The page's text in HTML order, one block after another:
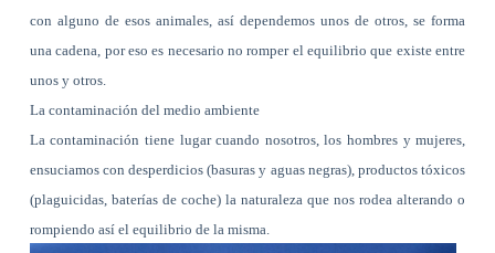
con alguno de esos animales, así dependemos unos de otros, se forma
una cadena, por eso es necesario no romper el equilibrio que existe entre
unos y otros.
La contaminación del medio ambiente
La contaminación tiene lugar cuando nosotros, los hombres y mujeres,
ensuciamos con desperdicios (basuras y aguas negras), productos tóxicos
(plaguicidas, baterías de coche) la naturaleza que nos rodea alterando o
rompiendo así el equilibrio de la misma.